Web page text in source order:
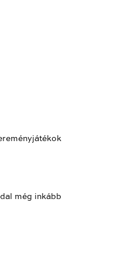
még inkább